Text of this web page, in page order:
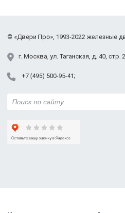
г. Москва, ул. Таганская, д. 40, стр. 2
+7 (495) 500-95-41
© «Двери Про», 1993-2022 железные